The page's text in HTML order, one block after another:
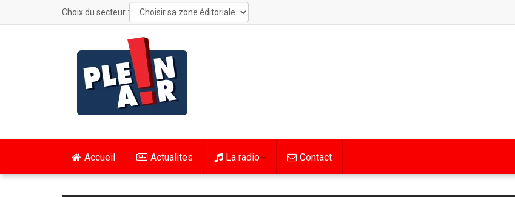
Choix du secteur :
Accueil Actualites La radio Contact